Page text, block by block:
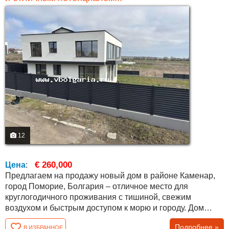
12
Цена: € 260,000
Предлагаем на продажу новый дом в районе Каменар,
город Поморие, Болгария – отличное место для
круглогодичного проживания с тишиной, свежим
воздухом и быстрым доступом к морю и городу. Дом
расположен на асфальтированной улице, в спокойном
В ИЗБРАННОЕ Подробнее »